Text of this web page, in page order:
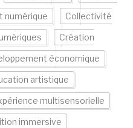
numérique Collectivité
Création
économique
artistique
multisensorielle
immersive